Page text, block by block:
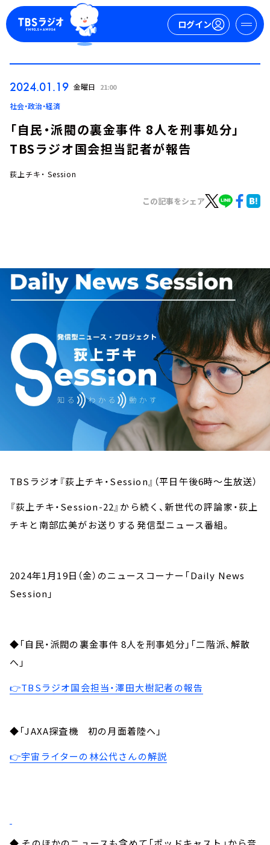
ログイン
お知らせ
イベント・グッズ
YouTube
会社情報
2024.01.19 金曜日 21:00
社会・政治・経済
「自民・派閥の裏金事件 8人を刑事処分」
TBSラジオ国会担当記者が報告
荻上チキ・ Session
この記事をシェア
TBSラジオ『荻上チキ・Session』（平日午後6時～生放送）
『荻上チキ・Session-22』から続く、新世代の評論家・荻上
チキと南部広美がお送りする発信型ニュース番組。
2024年1月19日（金）のニュースコーナー「Daily News
Session」
◆「自民・派閥の裏金事件 8人を刑事処分」「二階派、解散
へ」
👉TBSラジオ国会担当・澤田大樹記者の報告
◆「JAXA探査機 初の月面着陸へ」
👉宇宙ライターの林公代さんの解説